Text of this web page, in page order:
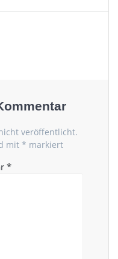
veröffentlicht.
mit * markiert
*